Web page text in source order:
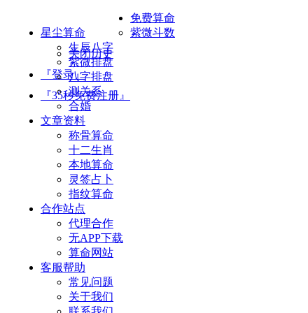
星尘算命
关闭历史
『登录』
『35秒免费注册』
免费算命
紫微斗数
生辰八字
紫微排盘
八字排盘
测关系
合婚
文章资料
称骨算命
十二生肖
本地算命
灵签占卜
指纹算命
合作站点
代理合作
无APP下载
算命网站
客服帮助
常见问题
关于我们